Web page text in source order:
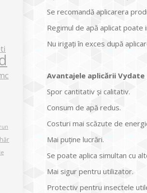
Se recomandă aplicarera
Regimul de apă aplicat
Nu irigaţi în exces după
Avantajele aplicării
Spor cantitativ și calitativ.
Consum de apă redus.
Costuri mai scăzute de
Mai puţine lucrări.
Se poate aplica simultan cu
Mai sigur pentru utilizator.
Protectiv pentru insectele